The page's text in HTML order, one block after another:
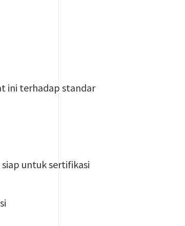
ini terhadap standar
untuk sertifikasi